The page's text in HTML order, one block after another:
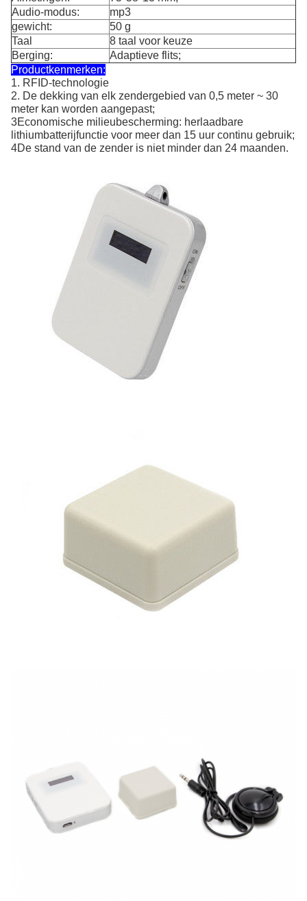
Audio-modus:
mp3
gewicht:
50 g
Taal
8 taal voor keuze
Berging:
Adaptieve flits;
Productkenmerken:
1. RFID-technologie
2. De dekking van elk zendergebied van 0,5 meter ~ 30
meter kan worden aangepast;
3Economische milieubescherming: herlaadbare
lithiumbatterijfunctie voor meer dan 15 uur continu gebruik;
4De stand van de zender is niet minder dan 24 maanden.